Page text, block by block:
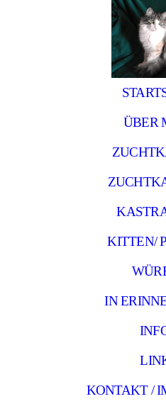
ÜBER
KITTEN/
IN
KONTAKT /